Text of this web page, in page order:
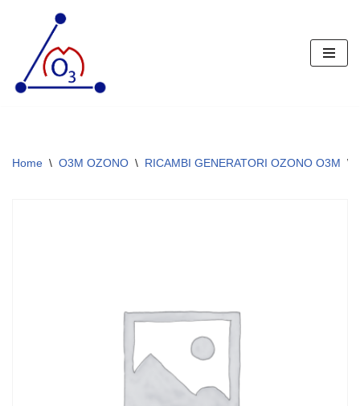
contenuto
Home \ O3M OZONO \ RICAMBI GENERATORI OZONO O3M \